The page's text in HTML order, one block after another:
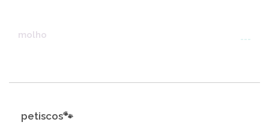
molho ---
petiscos🐾